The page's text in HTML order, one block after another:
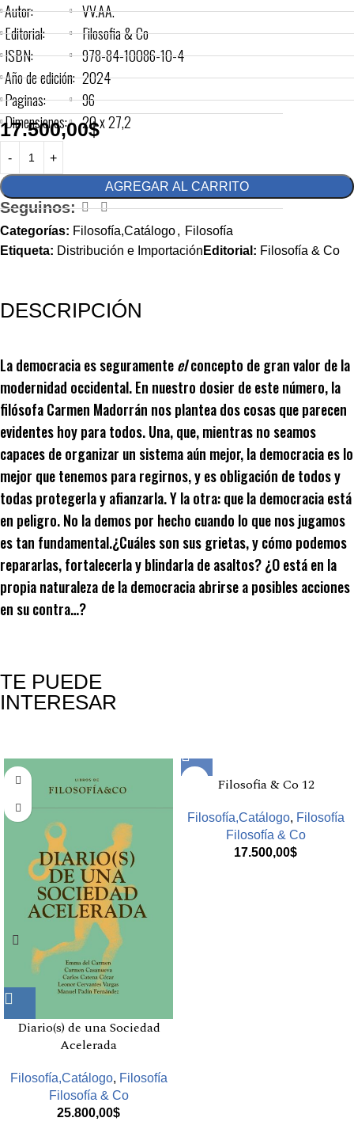
Autor:
Editorial:
ISBN:
Año de edición:
Paginas:
Dimensiones:
VV.AA.
Filosofia & Co
978-84-10086-10-4
2024
96
20 x 27,2
17.500,00$
AGREGAR AL CARRITO
Seguinos:
Categorías: Filosofía,Catálogo, Filosofía
Etiqueta: Distribución e Importación Editorial: Filosofía & Co
DESCRIPCIÓN
La democracia es seguramenteelconcepto de gran valor de la
modernidad occidental. En nuestro dosier de este número, la
filósofa Carmen Madorrán nos plantea dos cosas que parecen
evidentes hoy para todos. Una, que, mientras no seamos
capaces de organizar un sistema aún mejor, la democracia es lo
mejor que tenemos para regirnos, y es obligación de todos y
todas protegerla y afianzarla. Y la otra: que la democracia está
en peligro. No la demos por hecho cuando lo que nos jugamos
es tan fundamental.¿Cuáles son sus grietas, y cómo podemos
repararlas, fortalecerla y blindarla de asaltos? ¿O está en la
propia naturaleza de la democracia abrirse a posibles acciones
en su contra…?
TE PUEDE
INTERESAR
Diario(s) de una Sociedad
Acelerada
Filosofía,Catálogo, Filosofía
Filosofía & Co
25.800,00$
Filosofia & Co 12
Filosofía,Catálogo, Filosofía
Filosofía & Co
17.500,00$